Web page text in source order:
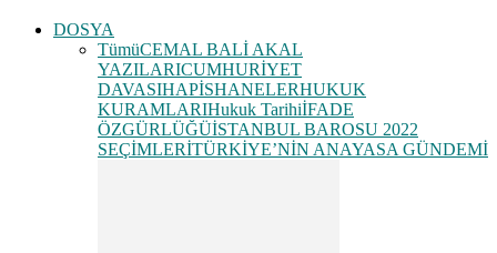
DOSYA
TümüCEMAL BALİ AKAL
YAZILARICUMHURİYET
DAVASIHAPİSHANELERHUKUK
KURAMLARIHukuk TarihiİFADE
ÖZGÜRLÜĞÜİSTANBUL BAROSU 2022
SEÇİMLERİTÜRKİYE’NİN ANAYASA GÜNDEMİ